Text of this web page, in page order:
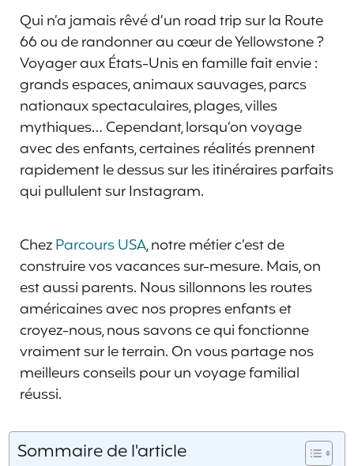
Qui n’a jamais rêvé d’un road trip sur la Route
66 ou de randonner au cœur de Yellowstone ?
Voyager aux États-Unis en famille fait envie :
grands espaces, animaux sauvages, parcs
nationaux spectaculaires, plages, villes
mythiques… Cependant, lorsqu’on voyage
avec des enfants, certaines réalités prennent
rapidement le dessus sur les itinéraires parfaits
qui pullulent sur Instagram.
ChezParcours USA, notre métier c’est de
construire vos vacances sur-mesure. Mais, on
est aussi parents. Nous sillonnons les routes
américaines avec nos propres enfants et
croyez-nous, nous savons ce qui fonctionne
vraiment sur le terrain. On vous partage nos
meilleurs conseils pour un voyage familial
réussi.
Sommaire de l'article